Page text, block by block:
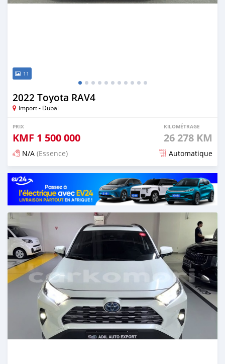
11
2022 Toyota RAV4
Import - Dubai
PRIX
KMF 1 500 000
KILOMÉTRAGE
26 278 KM
N/A (Essence) Automatique
Publié il y a 10 jours